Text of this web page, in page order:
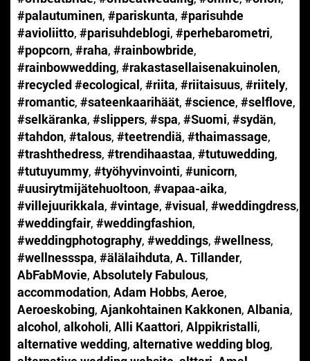
#palautuminen, #pariskunta, #parisuhde
#avioliitto, #parisuhdeblogi, #perhebarometri,
#popcorn, #raha, #rainbowbride,
#rainbowwedding, #rakastasellaisenakuinolen,
#recycled #ecological, #riita, #riitaisuus, #riitely,
#romantic, #sateenkaarihäät, #science, #selflove,
#selkäranka, #slippers, #spa, #Suomi, #sydän,
#tahdon, #talous, #teetrendiä, #thaimassage,
#trashthedress, #trendihaastaa, #tutuwedding,
#tutuyummy, #työhyvinvointi, #unicorn,
#uusirytmijätehuoltoon, #vapaa-aika,
#villejuurikkala, #vintage, #visual, #weddingdress,
#weddingfair, #weddingfashion,
#weddingphotography, #weddings, #wellness,
#wellnessspa, #älälaihduta, A. Tillander,
AbFabMovie, Absolutely Fabulous,
accommodation, Adam Hobbs, Aeroe,
Aeroeskobing, Ajankohtainen Kakkonen, Albania,
alcohol, alkoholi, Alli Kaattori, Alppikristalli,
alternative wedding, alternative wedding blog,